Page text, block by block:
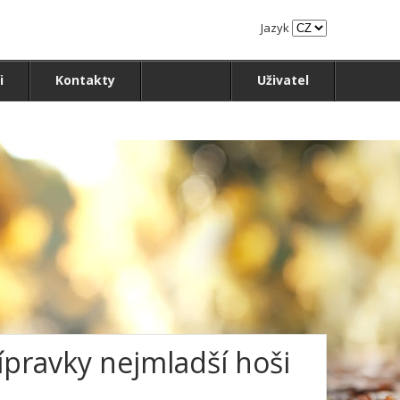
Jazyk
Kontakty Uživatel
nejmladší hoši